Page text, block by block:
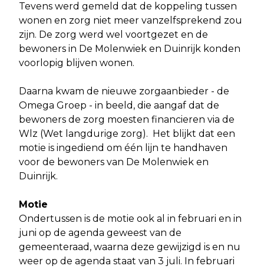
Tevens werd gemeld dat de koppeling tussen
wonen en zorg niet meer vanzelfsprekend zou
zijn. De zorg werd wel voortgezet en de
bewoners in De Molenwiek en Duinrijk konden
voorlopig blijven wonen.
Daarna kwam de nieuwe zorgaanbieder - de
Omega Groep - in beeld, die aangaf dat de
bewoners de zorg moesten financieren via de
Wlz (Wet langdurige zorg). Het blijkt dat een
motie is ingediend om één lijn te handhaven
voor de bewoners van De Molenwiek en
Duinrijk.
Motie
Ondertussen is de motie ook al in februari en in
juni op de agenda geweest van de
gemeenteraad, waarna deze gewijzigd is en nu
weer op de agenda staat van 3 juli. In februari